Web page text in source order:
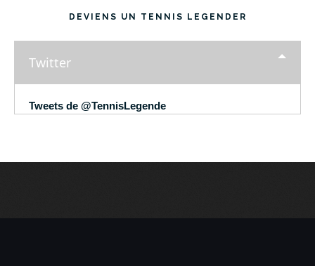
DEVIENS UN TENNIS LEGENDER
Twitter
Tweets de @TennisLegende